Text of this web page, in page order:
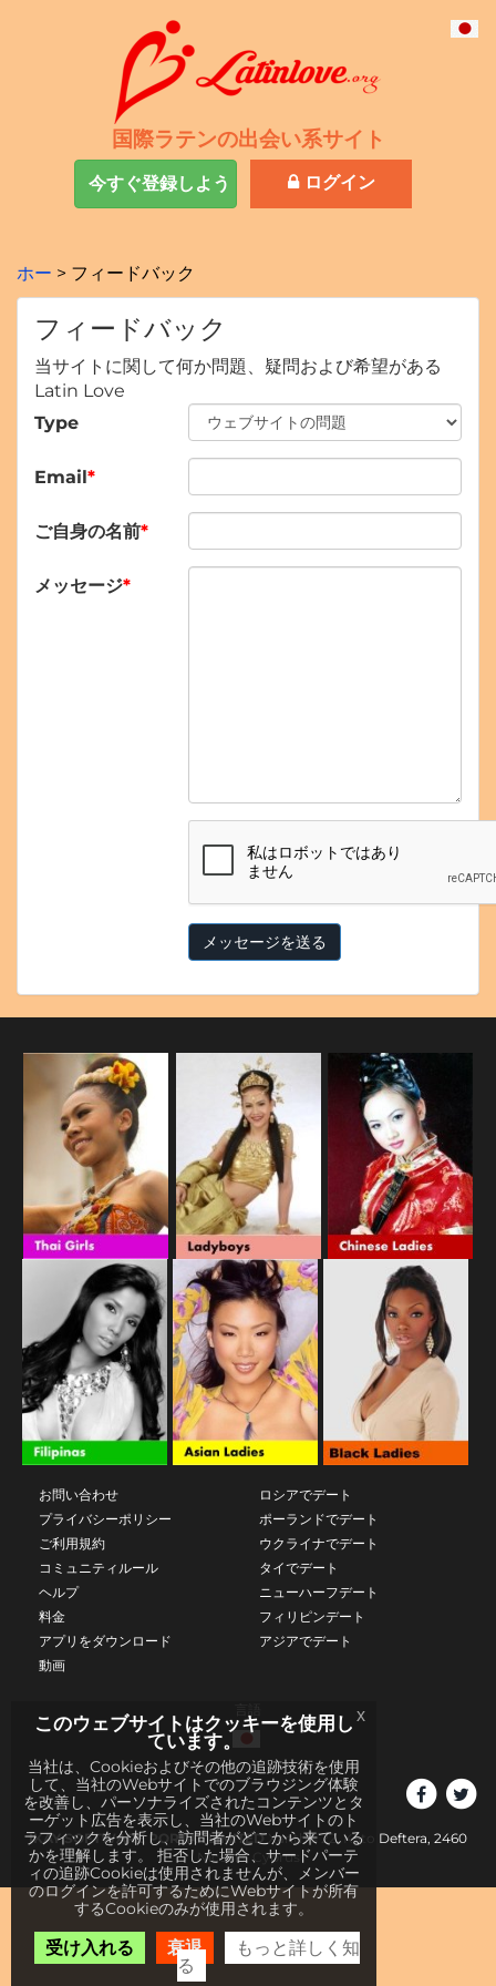
国際ラテンの出会い系サイト
今すぐ登録しよう ログイン
ホー フィードバック
フィードバック
当サイトに関して何か問題、疑問および希望がある
Latin Love
Type
Email*
ご自身の名前*
メッセージ*
メッセージを送る
お問い合わせ
プライバシーポリシー
ご利用規約
コミュニティルール
ヘルプ
料金
アプリをダウンロード
動画
ロシアでデート
ポーランドでデート
ウクライナでデート
タイでデート
ニューハーフデート
フィリピンデート
アジアでデート
IKAY SOFTWARE PORTAL LIMITEDXanthis 22, Kato Deftera, 2460
Nicosia, Cyprus
このウェブサイトはクッキーを使用し
ています。
当社は、Cookieおよびその他の追跡技術を使用
して、当社のWebサイトでのブラウジング体験
を改善し、パーソナライズされたコンテンツとタ
ーゲット広告を表示し、当社のWebサイトのト
ラフィックを分析し、訪問者がどこから来ている
かを理解します。 拒否した場合、サードパーテ
ィの追跡Cookieは使用されませんが、メンバー
のログインを許可するためにWebサイトが所有
するCookieのみが使用されます。
受け入れる 衰退
もっと詳しく知
る
x